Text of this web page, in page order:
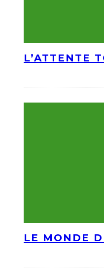
L’ATTENTE
LE MONDE